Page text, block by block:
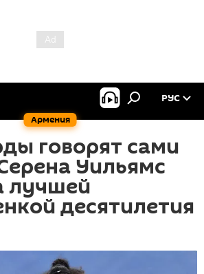
Армения
РУС
говорят сами
Уильямс
лучшей
десятилетия